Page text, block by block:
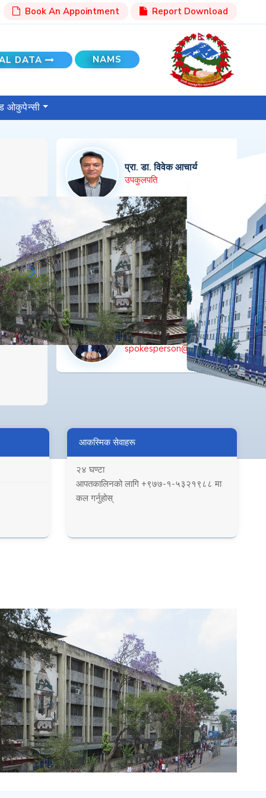
Book An Appointment Report Download
DATA NAMS
ओकुपेन्सी
प्रा. डा. विवेक आचार्य
उपकुलपति
सह. प्रा. डा. प्रभा चापागाईं कोइराला
निमित्त निर्देशक
director.birhospital@nams.org.np
सहायक. प्रा. डा. प्रकाश बुढाथोकी
प्रवक्ता
spokesperson@nams.org.np
आकस्मिक सेवाहरू
२४ घण्टा
आपतकालिनको लागि +९७७-१-५३२१९८८ मा
कल गर्नुहोस्